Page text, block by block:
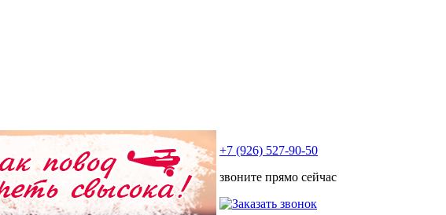
+7 (926) 527-90-50
звоните прямо сейчас